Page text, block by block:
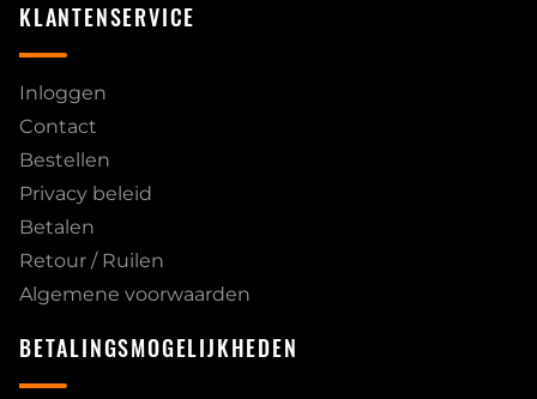
KLANTENSERVICE
Inloggen
Contact
Bestellen
Privacy beleid
Betalen
Retour / Ruilen
Algemene voorwaarden
BETALINGSMOGELIJKHEDEN